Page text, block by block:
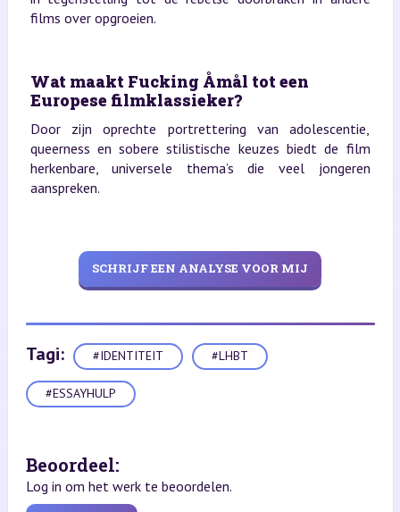
films over opgroeien.
Wat maakt Fucking Åmål tot een
Europese filmklassieker?
Door zijn oprechte portrettering van adolescentie,
queerness en sobere stilistische keuzes biedt de film
herkenbare, universele thema’s die veel jongeren
aanspreken.
SCHRIJF EEN ANALYSE VOOR MIJ
Tagi: #IDENTITEIT #LHBT
#ESSAYHULP
Beoordeel:
Log in om het werk te beoordelen.